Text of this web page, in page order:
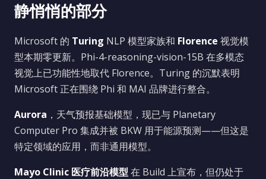
静悄悄的部分
Microsoft 的 Turing NLP 模型家族和 Florence 视觉模
型本期零更新。Phi-4-reasoning-vision-15B 在多模态
视觉上已功能性地取代 Florence。Turing 的沉默表明
Microsoft 正在围绕 Phi 和 MAI 品牌进行整合。
Aurora ，天气预报基础模型，现已与 Planetary
Computer Pro 集成并被 BKW 用于能源预测——但这是
特定领域的应用，而非通用模型。
Mayo Clinic 医疗前沿模型 在 Build 上宣布，但仍处于